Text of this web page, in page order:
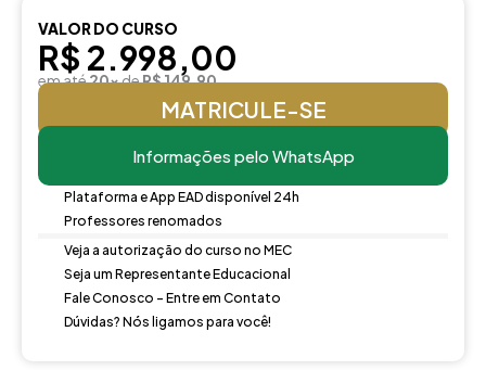
VALOR DO CURSO
R$ 2.998,00
em até20xdeR$ 149,90
MATRICULE-SE
Informações pelo WhatsApp
Plataforma e App EAD disponível 24h
Professores renomados
Veja a autorização do curso no MEC
Seja um Representante Educacional
Fale Conosco - Entre em Contato
Dúvidas? Nós ligamos para você!